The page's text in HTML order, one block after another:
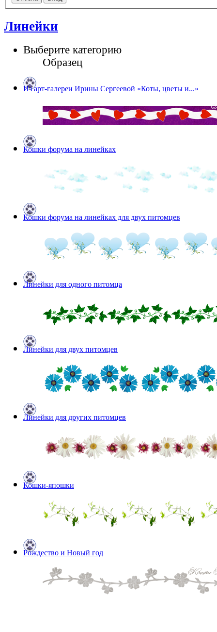
Линейки
Выберите категорию
Образец
Из арт-галереи Ирины Сергеевой «Коты, цветы и...»
Кошки форума на линейках
Кошки форума на линейках для двух питомцев
Линейки для одного питомца
Линейки для двух питомцев
Линейки для других питомцев
Кошки-япошки
Рождество и Новый год